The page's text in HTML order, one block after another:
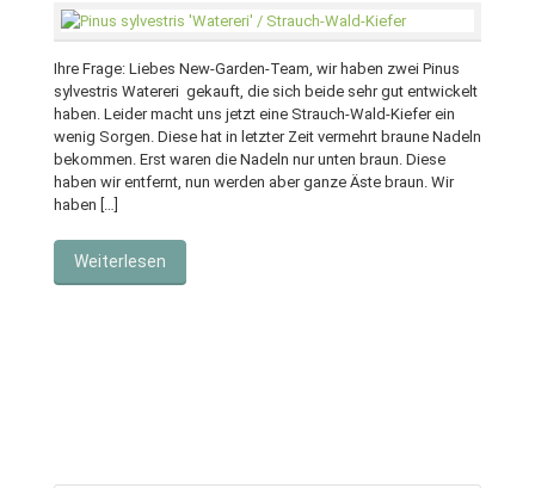
Ihre Frage: Liebes New-Garden-Team, wir haben zwei Pinus
sylvestris Watereri gekauft, die sich beide sehr gut entwickelt
haben. Leider macht uns jetzt eine Strauch-Wald-Kiefer ein
wenig Sorgen. Diese hat in letzter Zeit vermehrt braune Nadeln
bekommen. Erst waren die Nadeln nur unten braun. Diese
haben wir entfernt, nun werden aber ganze Äste braun. Wir
haben […]
Weiterlesen